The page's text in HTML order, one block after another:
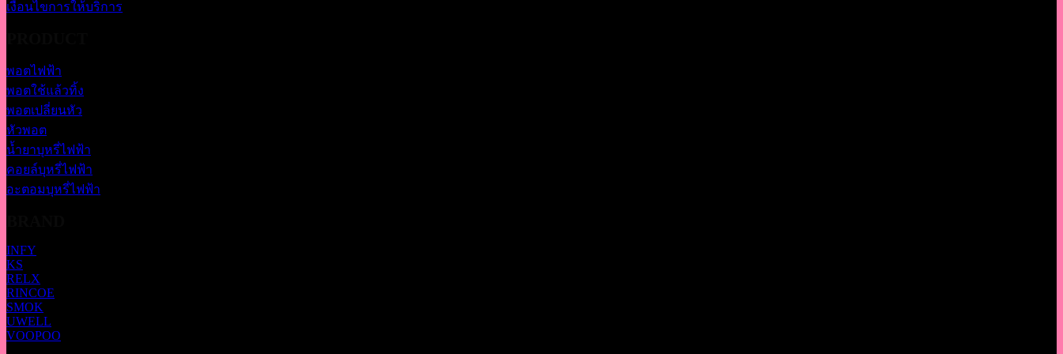
เงื่อนไขการให้บริการ
พอตไฟฟ้า
พอตใช้แล้วทิ้ง
พอตเปลี่ยนหัว
หัวพอต
น้ำยาบุหรี่ไฟฟ้า
คอยล์บุหรี่ไฟฟ้า
อะตอมบุหรี่ไฟฟ้า
INFY
KS
RELX
RINCOE
SMOK
UWELL
VOOPOO